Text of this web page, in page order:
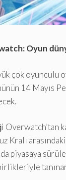
Oyun
çok oyunculu
14 Mayıs
Overwatch’tan
Kralı
piyasaya